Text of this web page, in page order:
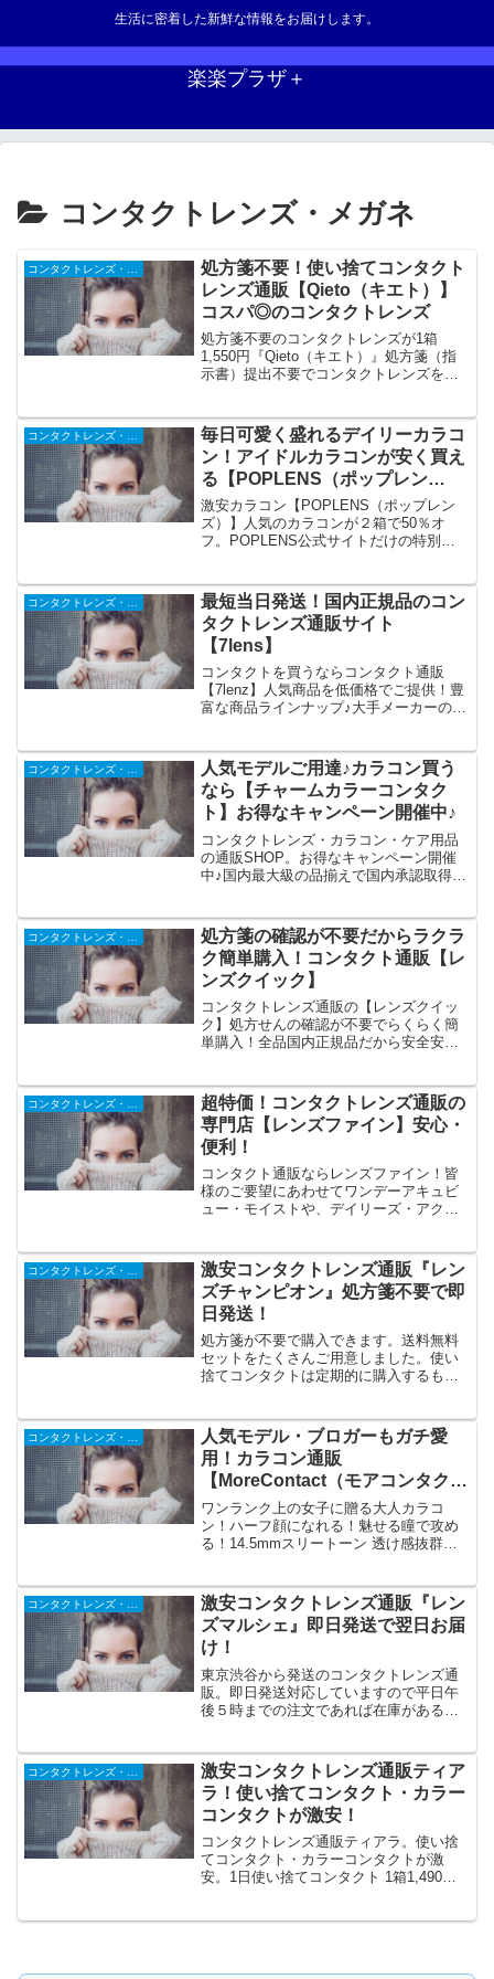
生活に密着した新鮮な情報をお届けします。
楽楽プラザ＋
コンタクトレンズ・メガネ
処方箋不要！使い捨てコンタクト
レンズ通販【Qieto（キエト）】
コスパ◎のコンタクトレンズ
処方箋不要のコンタクトレンズが1箱
1,550円『Qieto（キエト）』処方箋（指
示書）提出不要でコンタクトレンズをご
け。ウェブサイトはもちろん、オーダー
確認メール、お客様からの問い合わせメ
ール等、すべて日本語で対応。
毎日可愛く盛れるデイリーカラコ
ン！アイドルカラコンが安く買え
る【POPLENS（ポップレン
ズ）】
激安カラコン【POPLENS（ポップレン
ズ）】人気のカラコンが２箱で50％オ
フ。POPLENS公式サイトだけの特別キ
気アイライターグローイ・ビビリング・
スカンディ・チェリームーンなど。
最短当日発送！国内正規品のコン
タクトレンズ通販サイト
【7lens】
コンタクトを買うならコンタクト通販
【7lenz】人気商品を低価格でご提供！豊
富な商品ラインナップ♪大手メーカーの国
用、カラコンなどの大手メーカーの国内
正規品のみ取り扱いをしております。
コンタクトレンズ・メガネ
人気モデルご用達♪カラコン買う
なら【チャームカラーコンタク
ト】お得なキャンペーン開催中♪
コンタクトレンズ・カラコン・ケア用品
の通販SHOP。お得なキャンペーン開催
中♪国内最大級の品揃えで国内承認取得レ
でなく通常のクリアコンタクト、保存
液、コスメ雑貨も取り扱っております。
処方箋の確認が不要だからラクラ
ク簡単購入！コンタクト通販【レ
ンズクイック】
コンタクトレンズ通販の【レンズクイッ
ク】処方せんの確認が不要でらくらく簡
単購入！全品国内正規品だから安全安心
超特価！コンタクトレンズ通販の
専門店【レンズファイン】安心・
便利！
コンタクト通販ならレンズファイン！皆
様のご要望にあわせてワンデーアキュビ
ュー・モイストや、デイリーズ・アクア
超特価！購入時の処方箋の確認は不要。
指定商品は日本全国送料無料。
激安コンタクトレンズ通販『レン
ズチャンピオン』処方箋不要で即
日発送！
処方箋が不要で購入できます。送料無料
セットをたくさんご用意しました。使い
捨てコンタクトは定期的に購入するもの
も無料になります。在庫があるコンタク
トは平日17時までの注文なら当日発送。
コンタクトレンズ・メガネ
人気モデル・ブロガーもガチ愛
用！カラコン通販
【MoreContact（モアコンタク
ト）】
ワンランク上の女子に贈る大人カラコ
ン！ハーフ顔になれる！魅せる瞳で攻め
る！14.5mmスリートーン 透け感抜群の
ンブランドが【モアコン】にはズラリ♪発
送スピード、ユーザーサポートも高評価
コンタクトレンズ・メガネ
激安コンタクトレンズ通販『レン
ズマルシェ』即日発送で翌日お届
け！
東京渋谷から発送のコンタクトレンズ通
販。即日発送対応していますので平日午
後５時までの注文であれば在庫がある商
クト通販では扱っていないハードコンタ
クトや遠近両用ハードの扱いもありま
す。
激安コンタクトレンズ通販ティア
ラ！使い捨てコンタクト・カラー
コンタクトが激安！
コンタクトレンズ通販ティアラ。使い捨
てコンタクト・カラーコンタクトが激
安。1日使い捨てコンタクト 1箱1,490